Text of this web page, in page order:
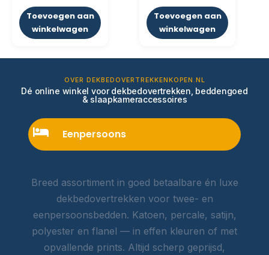
Toevoegen aan
winkelwagen
Toevoegen aan
winkelwagen
OVER DEKBEDOVERTREKKENKOPEN.NL
Dé online winkel voor dekbedovertrekken, beddengoed
& slaapkameraccessoires
Eenpersoons
Breed assortiment in goed betaalbare én luxe
dekbedovertrekken voor twee- en
eenpersoonsbedden. Katoen, percale, satijn,
polyester en flanel — in effen kleuren of met
opvallende prints. Altijd scherp geprijsd,